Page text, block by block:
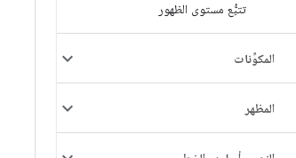
تتبُّع مستوى الظهور
المكوِّنات
المظهر